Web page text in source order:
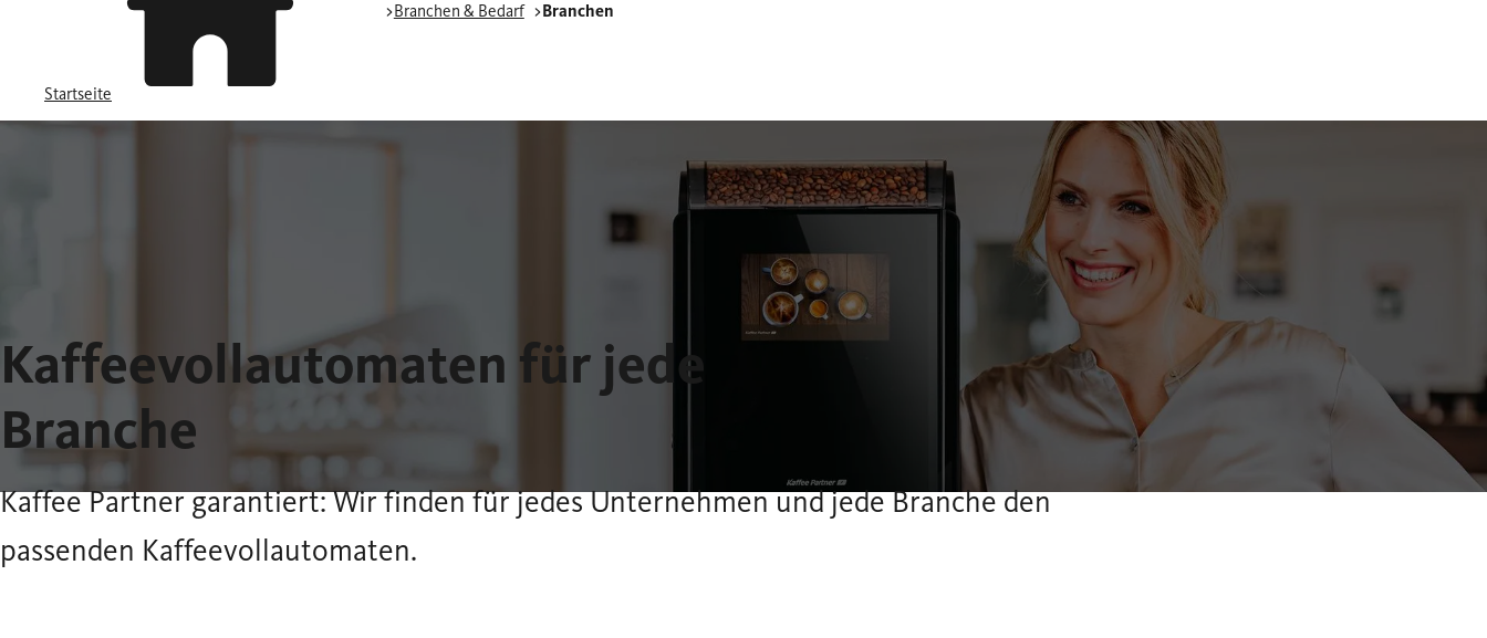
Startseite
Branchen & Bedarf Branchen
Kaffeevollautomaten für jede
Branche
Kaffee Partner garantiert: Wir finden für jedes Unternehmen und jede Branche den
passenden Kaffeevollautomaten.